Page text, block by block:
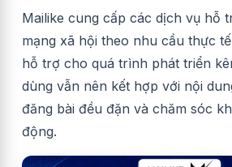
Mailike cung cấp các dịch vụ hỗ
mạng xã hội theo nhu cầu thực
hỗ trợ cho quá trình phát triển
dùng vẫn nên kết hợp với nội
đăng bài đều đặn và chăm sóc
động.